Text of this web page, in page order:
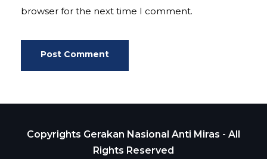
browser for the next time I comment.
Copyrights Gerakan Nasional Anti Miras - All
Rights Reserved